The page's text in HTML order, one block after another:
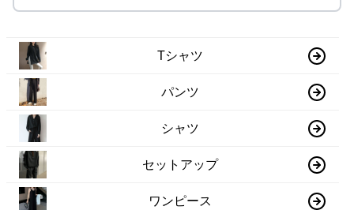
Tシャツ
パンツ
シャツ
セットアップ
ワンピース